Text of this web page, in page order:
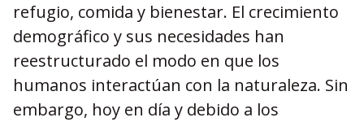
refugio, comida y bienestar. El crecimiento
demográfico y sus necesidades han
reestructurado el modo en que los
humanos interactúan con la naturaleza. Sin
embargo, hoy en día y debido a los